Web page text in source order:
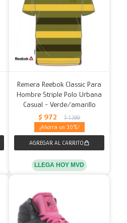
Remera Reebok Classic Para
Hombre Striple Polo Urbana
Casual - Verde/amarillo
$ 972 $ 1.389
30
LLEGA HOY MVD